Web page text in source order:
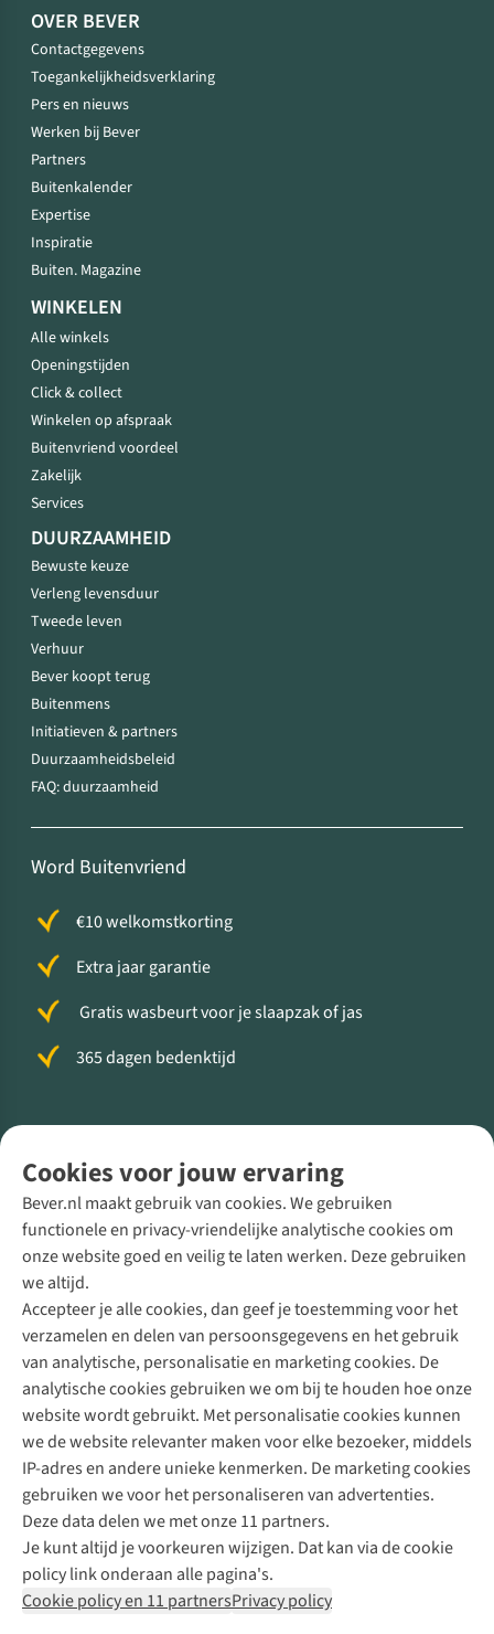
Cookies voor jouw ervaring
Bever.nl maakt gebruik van cookies. We gebruiken
functionele en privacy-vriendelijke analytische cookies om
onze website goed en veilig te laten werken. Deze gebruiken
we altijd.
Accepteer je alle cookies, dan geef je toestemming voor het
verzamelen en delen van persoonsgegevens en het gebruik
van analytische, personalisatie en marketing cookies. De
analytische cookies gebruiken we om bij te houden hoe onze
website wordt gebruikt. Met personalisatie cookies kunnen
we de website relevanter maken voor elke bezoeker, middels
IP-adres en andere unieke kenmerken. De marketing cookies
gebruiken we voor het personaliseren van advertenties.
Deze data delen we met onze 11 partners.
Je kunt altijd je voorkeuren wijzigen. Dat kan via de cookie
policy link onderaan alle pagina's.
Cookie policy en 11 partnersPrivacy policy
OVER BEVER
Contactgegevens
Toegankelijkheidsverklaring
Pers en nieuws
Werken bij Bever
Partners
Buitenkalender
Expertise
Inspiratie
Buiten. Magazine
WINKELEN
Alle winkels
Openingstijden
Click & collect
Winkelen op afspraak
Buitenvriend voordeel
Zakelijk
Services
DUURZAAMHEID
Bewuste keuze
Verleng levensduur
Tweede leven
Verhuur
Bever koopt terug
Buitenmens
Initiatieven & partners
Duurzaamheidsbeleid
FAQ: duurzaamheid
Word Buitenvriend
€10 welkomstkorting
Extra jaar garantie
Gratis wasbeurt voor je slaapzak of jas
365 dagen bedenktijd
Direct advies van een Buitenexpert
+31 (0)85 888 50 88
+31 6 12 28 49 80
Contactformulier